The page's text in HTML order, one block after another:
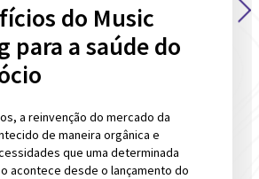
do Music
para a saúde do
a reinvenção do mercado da
de maneira orgânica e
que uma determinada
acontece desde o lançamento do